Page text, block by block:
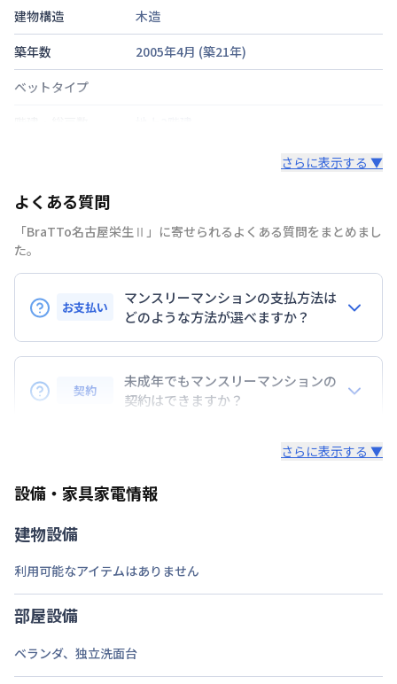
建物構造
木造
築年数
2005年4月 (築21年)
ベットタイプ
部屋の向き
禁煙・喫煙
交通
名鉄名古屋本線栄生駅徒歩7分
次回更新日
情報更新日より14日以内
さらに表示する ▼
よくある質問
「BraTTo名古屋栄生Ⅱ」に寄せられるよくある質問をまとめまし
た。
お支払い
マンスリーマンションの支払方法は
どのような方法が選べますか？
BraTToの運営するマンスリーマンションのお支払い
は、指定口座へのお振込み・当社での現金払い、クレ
ジットカード払い（DCカード、VISAカード、Master
契約
未成年でもマンスリーマンションの
契約はできますか？
さらに表示する ▼
設備・家具家電情報
建物設備
利用可能なアイテムはありません
部屋設備
ベランダ、 独立洗面台